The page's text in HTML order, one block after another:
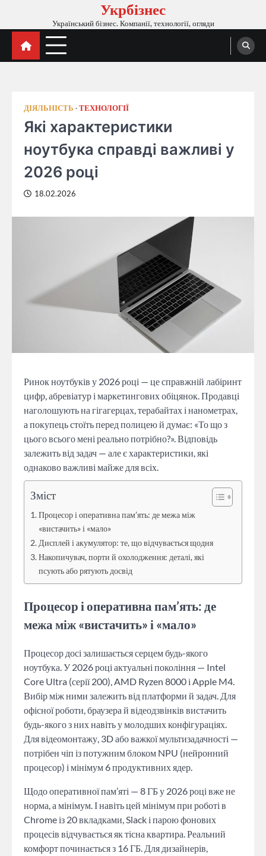
вмісту
Укрбізнес
Український бізнес. Компанії, технології, огляди
ДІЯЛЬНІСТЬ ТЕХНОЛОГІЇ
Які характеристики
ноутбука справді важливі у
2026 році
18.02.2026
Ринок ноутбуків у 2026 році — це справжній лабіринт
цифр, абревіатур і маркетингових обіцянок. Продавці
наголошують на гігагерцах, терабайтах і нанометрах,
а покупець стоїть перед полицею й думає: «То що з
цього всього мені реально потрібно?». Відповідь
залежить від задач — але є характеристики, які
однаково важливі майже для всіх.
Зміст
Процесор і оперативна пам’ять: де межа між
«вистачить» і «мало»
Дисплей і акумулятор: те, що відчувається щодня
Накопичувач, порти й охолодження: деталі, які
псують або рятують досвід
Процесор і оперативна пам’ять: де
межа між «вистачить» і «мало»
Процесор досі залишається серцем будь-якого
ноутбука. У 2026 році актуальні покоління — Intel
Core Ultra (серії 200), AMD Ryzen 8000 і Apple M4.
Вибір між ними залежить від платформи й задач. Для
офісної роботи, браузера й відеодзвінків вистачить
будь-якого з них навіть у молодших конфігураціях.
Для відеомонтажу, 3D або важкої мультизадачності —
потрібен чіп із потужним блоком NPU (нейронний
процесор) і мінімум 6 продуктивних ядер.
Щодо оперативної пам’яті — 8 ГБ у 2026 році вже не
норма, а мінімум. І навіть цей мінімум при роботі в
Chrome із 20 вкладками, Slack і парою фонових
процесів відчувається як тісна квартира. Реальний
комфорт починається з 16 ГБ. Для дизайнерів,